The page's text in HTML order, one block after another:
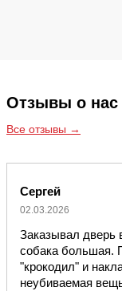
Отзывы о нас
Все отзывы →
Сергей
02.03.2026
Заказывал дверь
собака большая.
"крокодил" и
неубиваемая